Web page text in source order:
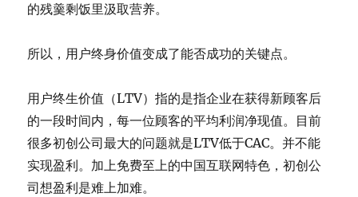
的残羹剩饭里汲取营养。
所以，用户终身价值变成了能否成功的关键点。
用户终生价值（LTV）指的是指企业在获得新顾客后
的一段时间内，每一位顾客的平均利润净现值。目前
很多初创公司最大的问题就是LTV低于CAC。并不能
实现盈利。加上免费至上的中国互联网特色，初创公
司想盈利是难上加难。